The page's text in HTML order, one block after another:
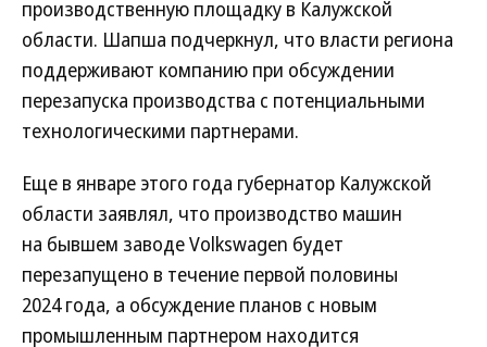
производственную площадку в Калужской
области. Шапша подчеркнул, что власти региона
поддерживают компанию при обсуждении
перезапуска производства с потенциальными
технологическими партнерами.
Еще в январе этого года губернатор Калужской
области заявлял, что производство машин
на бывшем заводе Volkswagen будет
перезапущено в течение первой половины
2024 года, а обсуждение планов с новым
промышленным партнером находится